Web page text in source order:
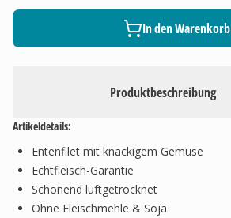
Produktbeschreibung
Artikeldetails:
Entenfilet mit knackigem Gemüse
Echtfleisch-Garantie
Schonend luftgetrocknet
Ohne Fleischmehle & Soja
In den Warenkorb